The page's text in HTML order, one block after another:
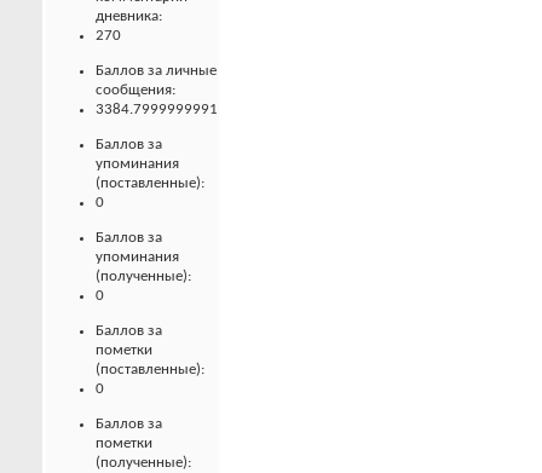
дневника:
270
Баллов за личные
сообщения:
3384.7999999991
Баллов за
упоминания
(поставленные):
0
Баллов за
упоминания
(полученные):
0
Баллов за
пометки
(поставленные):
0
Баллов за
пометки
(полученные):